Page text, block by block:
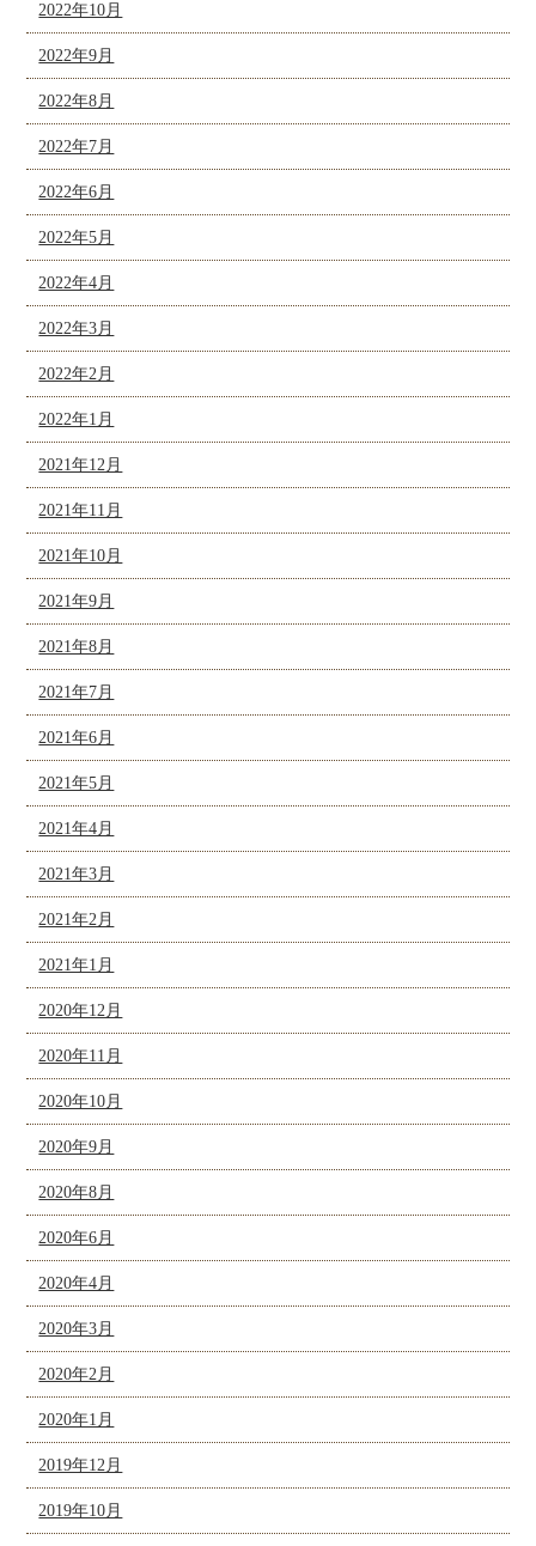
2022年10月
2022年9月
2022年8月
2022年7月
2022年6月
2022年5月
2022年4月
2022年3月
2022年2月
2022年1月
2021年12月
2021年11月
2021年10月
2021年9月
2021年8月
2021年7月
2021年6月
2021年5月
2021年4月
2021年3月
2021年2月
2021年1月
2020年12月
2020年11月
2020年10月
2020年9月
2020年8月
2020年6月
2020年4月
2020年3月
2020年2月
2020年1月
2019年12月
2019年10月